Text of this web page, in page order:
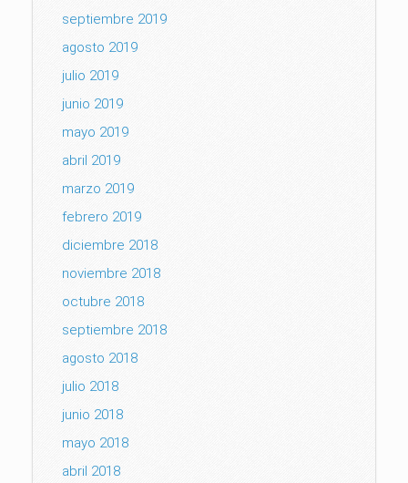
septiembre 2019
agosto 2019
julio 2019
junio 2019
mayo 2019
abril 2019
marzo 2019
febrero 2019
diciembre 2018
noviembre 2018
octubre 2018
septiembre 2018
agosto 2018
julio 2018
junio 2018
mayo 2018
abril 2018